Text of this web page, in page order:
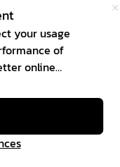
your usage
of
online
to suit
this website
that you